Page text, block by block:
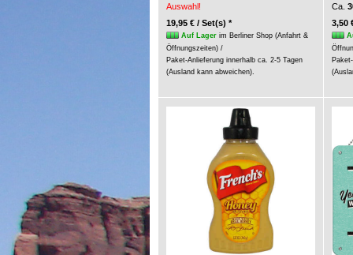
Auswahl!
19,95 € / Set(s) *
Auf Lagerim Berliner Shop (Anfahrt &
Öffnungszeiten) /
Paket-Anlieferung innerhalb ca. 2-5 Tagen
(Ausland kann abweichen).
Ca.
3,50